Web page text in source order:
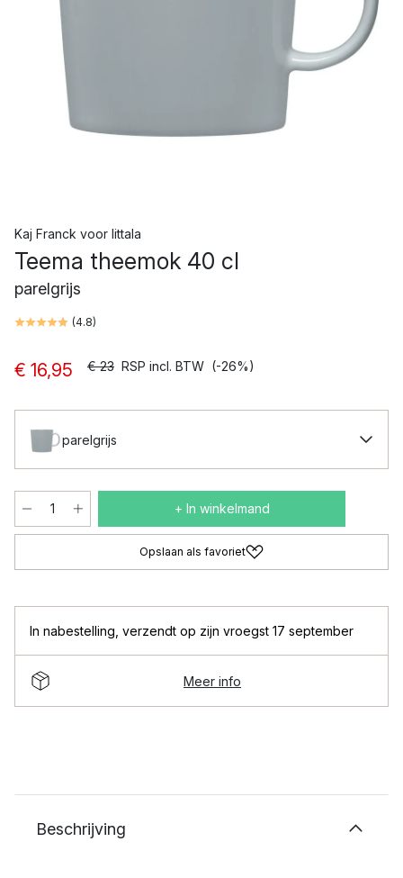
Kaj Franck voor Iittala
Teema theemok 40 cl
parelgrijs
(4.8)
€ 16,95 € 23 RSP incl. BTW (-26%)
parelgrijs
+ In winkelmand
Opslaan als favoriet
In nabestelling verzendt op zijn vroegst 17 september
Meer info
Beschrijving